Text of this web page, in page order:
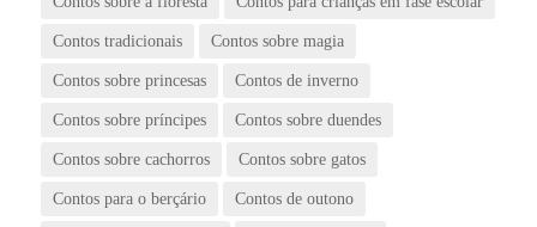
Contos tradicionais Contos sobre magia
Contos sobre princesas Contos de inverno
Contos sobre príncipes Contos sobre duendes
Contos sobre cachorros Contos sobre gatos
Contos para o berçário Contos de outono